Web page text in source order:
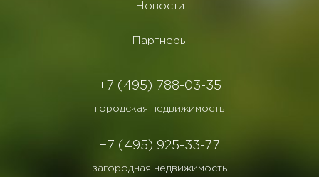
Новости
Партнеры
+7 (495) 788-03-35
городская недвижимость
+7 (495) 925-33-77
загородная недвижимость